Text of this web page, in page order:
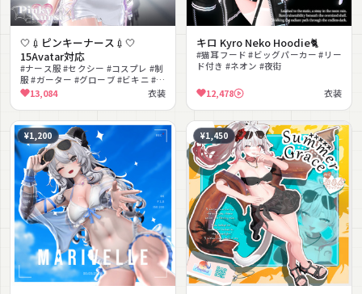
🤍💉ピンキーナース💉🤍
15Avatar対応
#ナース服 #セクシー #コスプレ #制
服 #ガーター #グローブ #ビキニ #タ
イトワンピース #MA対応 #lilToon
13,084 衣装
キロ Kyro Neko Hoodie🐈︎
#猫耳フード #ビッグパーカー #リー
ド付き #ネオン #夜街
12,478 衣装
¥1,200 ¥1,450